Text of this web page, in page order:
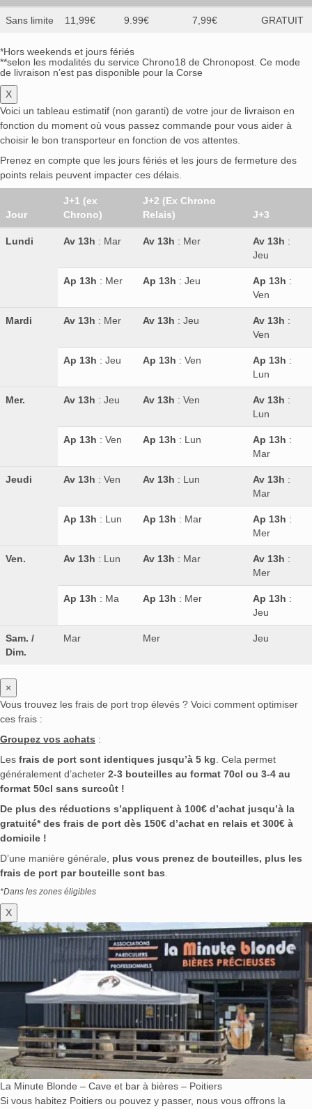
Sans limite 11,99€ 9.99€ 7,99€ GRATUIT
*Hors weekends et jours fériés
**selon les modalités du service Chrono18 de Chronopost. Ce mode
de livraison n’est pas disponible pour la Corse
X
Voici un tableau estimatif (non garanti) de votre jour de livraison en
fonction du moment où vous passez commande pour vous aider à
choisir le bon transporteur en fonction de vos attentes.
Prenez en compte que les jours fériés et les jours de fermeture des
points relais peuvent impacter ces délais.
Jour
J+1 (ex
Chrono)
J+2 (Ex Chrono
Relais)
J+3
Lundi Av 13h : Mar Av 13h : Mer Av 13h :
Jeu
Ap 13h : Mer Ap 13h : Jeu Ap 13h :
Ven
Mardi Av 13h : Mer Av 13h : Jeu Av 13h :
Ven
Ap 13h : Jeu Ap 13h : Ven Ap 13h :
Lun
Mer. Av 13h : Jeu Av 13h : Ven Av 13h :
Lun
Ap 13h : Ven Ap 13h : Lun Ap 13h :
Mar
Jeudi Av 13h : Ven Av 13h : Lun Av 13h :
Mar
Ap 13h : Lun Ap 13h : Mar Ap 13h :
Mer
Ven. Av 13h : Lun Av 13h : Mar Av 13h :
Mer
Ap 13h : Ma Ap 13h : Mer Ap 13h :
Jeu
Sam. /
Dim.
Mar Mer Jeu
×
Vous trouvez les frais de port trop élevés ? Voici comment optimiser
ces frais :
Groupez vos achats :
Les frais de port sont identiques jusqu’à 5 kg. Cela permet
généralement d’acheter 2-3 bouteilles au format 70cl ou 3-4 au
format 50cl sans surcoût !
De plus des réductions s’appliquent à 100€ d’achat jusqu’à la
gratuité* des frais de port dès 150€ d’achat en relais et 300€ à
domicile !
D’une manière générale, plus vous prenez de bouteilles, plus les
frais de port par bouteille sont bas.
*Dans les zones éligibles
X
La Minute Blonde – Cave et bar à bières – Poitiers
Si vous habitez Poitiers ou pouvez y passer, nous vous offrons la